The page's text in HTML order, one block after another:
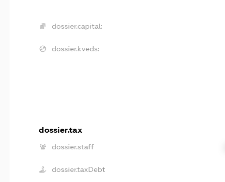
dossier.capital:
dossier.kveds:
dossier.tax
dossier.staff
dossier.taxDebt